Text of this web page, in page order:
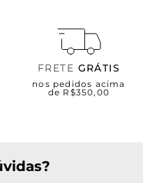
FRETE GRÁTIS
nos pedidos acima
de R$350,00